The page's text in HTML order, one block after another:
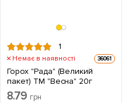
1
Немає в наявності 36061
Горох "Рада" (Великий
пакет) ТМ "Весна" 20г
8.79 грн